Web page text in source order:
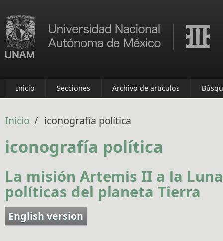
Inicio Secciones Archivo de artículos
Inicio / iconografía política
iconografía política
La misión Artemis II a la
políticas del planeta Tierra
English version